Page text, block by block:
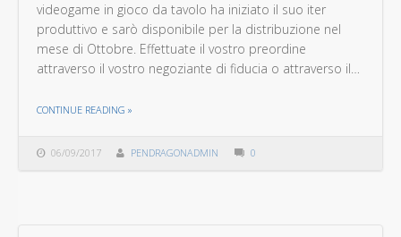
06/09/2017 PENDRAGONADMIN 0
videogame in gioco da tavolo ha iniziato il suo iter
produttivo e sarò disponibile per la distribuzione nel
mese di Ottobre. Effettuate il vostro preordine
attraverso il vostro negoziante di fiducia o attraverso il…
CONTINUE READING »